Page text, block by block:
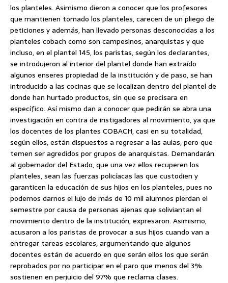
los planteles. Asimismo dieron a conocer que los profesores
que mantienen tomado los planteles, carecen de un pliego de
peticiones y además, han llevado personas desconocidas a los
planteles cobach como son campesinos, anarquistas y que
incluso, en el plantel 145, los paristas, según los declarantes,
se introdujeron al interior del plantel donde han extraído
algunos enseres propiedad de la institución y de paso, se han
introducido a las cocinas que se localizan dentro del plantel de
donde han hurtado productos, sin que se precisara en
específico. Así mismo dan a conocer que pedirán se abra una
investigación en contra de instigadores al movimiento, ya que
los docentes de los plantes COBACH, casi en su totalidad,
según ellos, están dispuestos a regresar a las aulas, pero que
temen ser agredidos por grupos de anarquistas. Demandarán
al gobernador del Estado, que una vez ellos recuperen los
planteles, sean las fuerzas policíacas las que custodien y
garanticen la educación de sus hijos en los planteles, pues no
podemos darnos el lujo de más de 10 mil alumnos pierdan el
semestre por causa de personas ajenas que soliviantan el
movimiento dentro de la institución, expresaron. Asimismo,
acusaron a los paristas de provocar a sus hijos cuando van a
entregar tareas escolares, argumentando que algunos
docentes están de acuerdo en que serán ellos los que serán
reprobados por no participar en el paro que menos del 3%
sostienen en perjuicio del 97% que reclama clases.